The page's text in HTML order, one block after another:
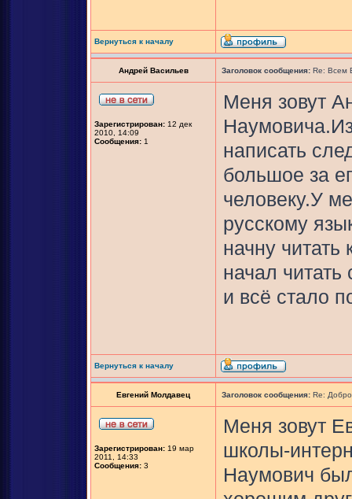
Вернуться к началу
Андрей Васильев Заголовок сообщения: Re: Всем
Зарегистрирован: 12 дек
2010, 14:09
Сообщения: 1
Меня зовут
написать
большое за
человеку.У
русскому
начну читать
начал читать
и всё стало
Вернуться к началу
Евгений Молдавец Заголовок сообщения: Re:
Зарегистрирован: 19 мар
2011, 14:33
Сообщения: 3
Меня зовут
школы-
Наумович